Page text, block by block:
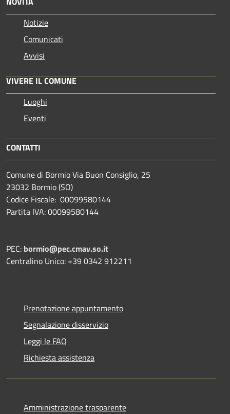
Notizie
Comunicati
Avvisi
VIVERE IL COMUNE
Luoghi
Eventi
CONTATTI
Comune di Bormio Via Buon Consiglio, 25
23032 Bormio (SO)
Codice Fiscale: 00099580144
Partita IVA: 00099580144
PEC: bormio@pec.cmav.so.it
Centralino Unico: +39 0342 912211
Prenotazione appuntamento
Segnalazione disservizio
Leggi le FAQ
Richiesta assistenza
Amministrazione trasparente